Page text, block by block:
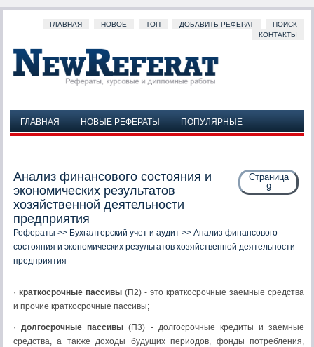
ГЛАВНАЯ НОВОЕ ТОП ДОБАВИТЬ РЕФЕРАТ
ПОИСК
КОНТАКТЫ
ГЛАВНАЯ НОВЫЕ РЕФЕРАТЫ
ПОПУЛЯРНЫЕ
Страница
9
Анализ финансового состояния и
экономических результатов
хозяйственной деятельности
предприятия
Рефераты >> Бухгалтерский учет и аудит >> Анализ финансового
состояния и экономических результатов хозяйственной деятельности
предприятия
· краткосрочные пассивы (П2) - это краткосрочные заемные средства
и прочие краткосрочные пассивы;
·долгосрочные пассивы (П3) - долгосрочные кредиты и заемные
средства, а также доходы будущих периодов, фонды потребления,